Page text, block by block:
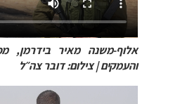
אלוף-משנה מאיר בידרמן,
והעמקים | צילום: דובר צה״ל